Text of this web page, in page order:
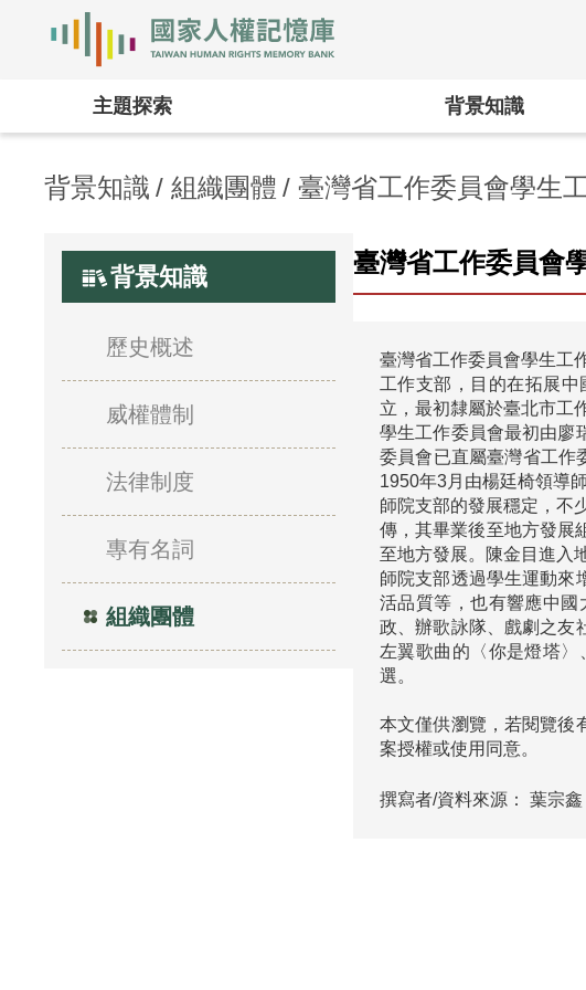
主題探索 背景知識
背景知識 組織團體 臺灣省工作委員會學生
背景知識
歷史概述
威權體制
法律制度
專有名詞
組織團體
臺灣省工作委員會
臺灣省工作委員會學生工
工作支部，目的在拓展
立，最初隸屬於臺北市工
學生工作委員會最初由廖
委員會已直屬臺灣省工作
1950年3月由楊廷椅領導師
師院支部的發展穩定，不
傳，其畢業後至地方發展
至地方發展。陳金目進入
師院支部透過學生運動來
活品質等，也有響應中
政、辦歌詠隊、戲劇之友
左翼歌曲的〈你是燈塔
本文僅供瀏覽，若閱覽後
案授權或使用同意。
撰寫者/資料來源： 葉宗鑫